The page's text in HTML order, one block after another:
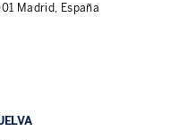
Madrid, España